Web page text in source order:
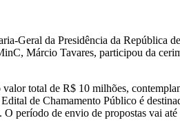
Geral da Presidência da República
Márcio Tavares, participou da
total de R$ 10 milhões,
de Chamamento Público é
período de envio de propostas vai